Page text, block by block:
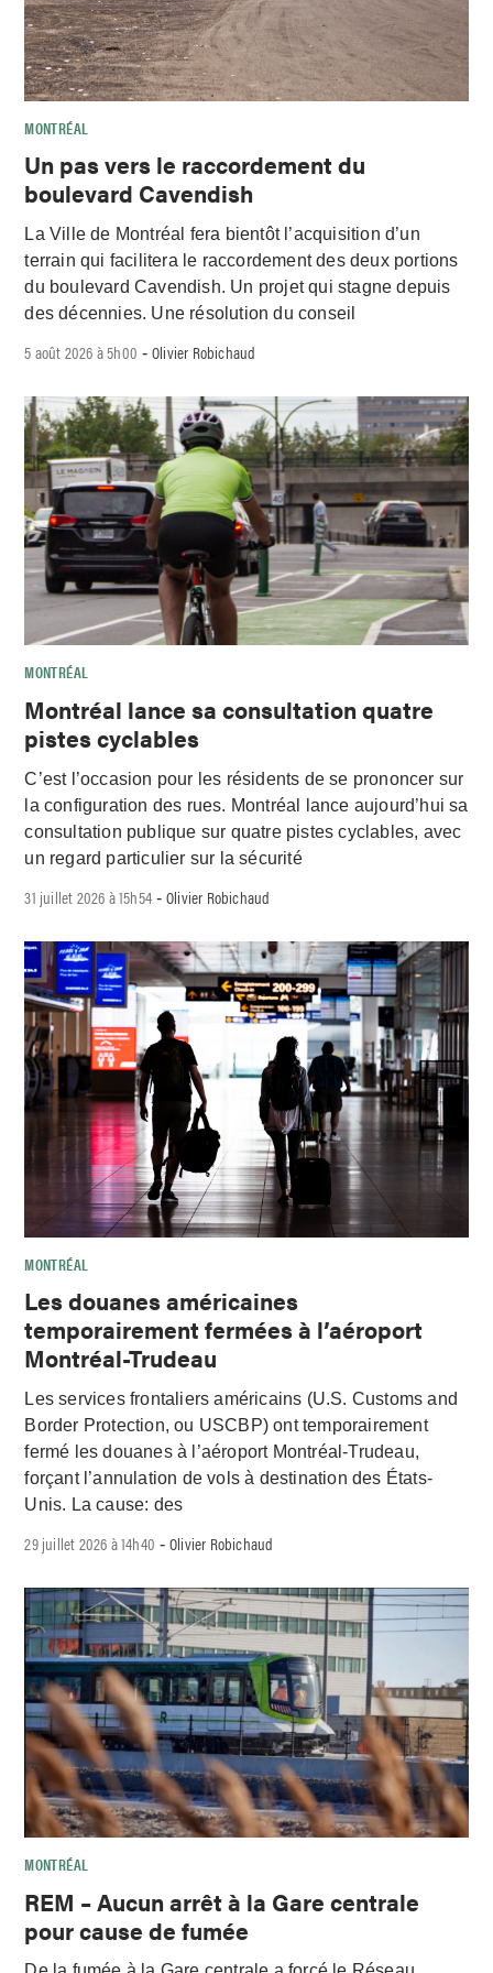
MONTRÉAL
Un pas vers le raccordement du
boulevard Cavendish
La Ville de Montréal fera bientôt l’acquisition d’un
terrain qui facilitera le raccordement des deux portions
du boulevard Cavendish. Un projet qui stagne depuis
des décennies. Une résolution du conseil
5 août 2026 à 5h00 -Olivier Robichaud
MONTRÉAL
Montréal lance sa consultation quatre
pistes cyclables
C’est l’occasion pour les résidents de se prononcer sur
la configuration des rues. Montréal lance aujourd’hui sa
consultation publique sur quatre pistes cyclables, avec
un regard particulier sur la sécurité
31 juillet 2026 à 15h54 -Olivier Robichaud
MONTRÉAL
Les douanes américaines
temporairement fermées à l’aéroport
Montréal-Trudeau
Les services frontaliers américains (U.S. Customs and
Border Protection, ou USCBP) ont temporairement
fermé les douanes à l’aéroport Montréal-Trudeau,
forçant l’annulation de vols à destination des États-
Unis. La cause: des
29 juillet 2026 à 14h40 -Olivier Robichaud
MONTRÉAL
REM – Aucun arrêt à la Gare centrale
pour cause de fumée